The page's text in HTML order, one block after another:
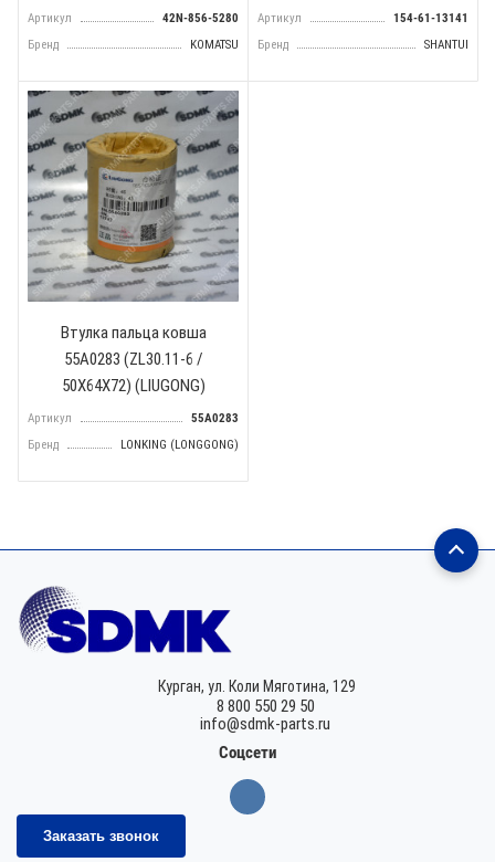
Артикул
42N-856-5280
Бренд
KOMATSU
Артикул
154-61-13141
Бренд
SHANTUI
Втулка пальца ковша
55A0283 (ZL30.11-6 /
50X64X72) (LIUGONG)
Артикул
55A0283
Бренд
LONKING (LONGGONG)
Курган, ул. Коли Мяготина, 129
8 800 550 29 50
info@sdmk-parts.ru
Соцсети
Заказать звонок